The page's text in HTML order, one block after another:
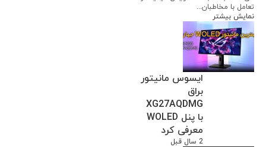
تعامل با مخاطبان...
نمایش بیشتر
ایسوس مانیتور
براق
XG27AQDMG
با پنل WOLED
معرفی کرد
2 سال قبل